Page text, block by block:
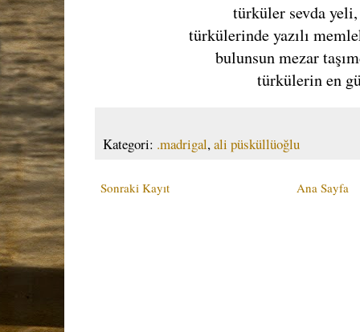
türküler sevda
türkülerinde yazılı
bulunsun mezar
türkülerin en
Kategori: .madrigal,ali püsküllüoğlu
Sonraki Kayıt Ana Sayfa